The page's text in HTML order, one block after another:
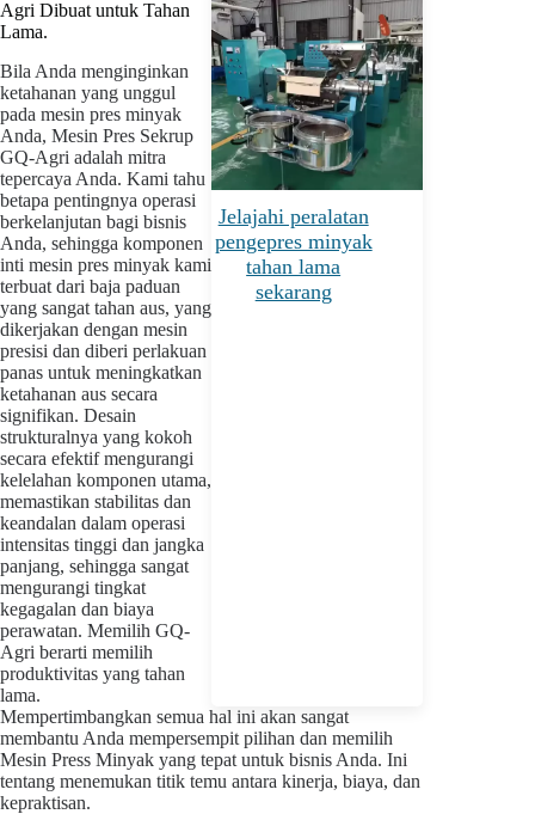
Agri Dibuat untuk Tahan
Lama.
Bila Anda menginginkan
ketahanan yang unggul
pada mesin pres minyak
Anda, Mesin Pres Sekrup
GQ-Agri adalah mitra
tepercaya Anda. Kami tahu
betapa pentingnya operasi
berkelanjutan bagi bisnis
Anda, sehingga komponen
inti mesin pres minyak kami
terbuat dari baja paduan
yang sangat tahan aus, yang
dikerjakan dengan mesin
presisi dan diberi perlakuan
panas untuk meningkatkan
ketahanan aus secara
signifikan. Desain
strukturalnya yang kokoh
secara efektif mengurangi
kelelahan komponen utama,
memastikan stabilitas dan
keandalan dalam operasi
intensitas tinggi dan jangka
panjang, sehingga sangat
mengurangi tingkat
kegagalan dan biaya
perawatan. Memilih GQ-
Agri berarti memilih
produktivitas yang tahan
lama.
Jelajahi peralatan
pengepres minyak
tahan lama
sekarang
Mempertimbangkan semua hal ini akan sangat
membantu Anda mempersempit pilihan dan memilih
Mesin Press Minyak yang tepat untuk bisnis Anda. Ini
tentang menemukan titik temu antara kinerja, biaya, dan
kepraktisan.